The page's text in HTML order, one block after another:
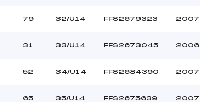
79 32/U14 FFS2679323 2007
31 33/U14 FFS2673045 2006
52 34/U14 FFS2684390 2007
65 35/U14 FFS2675639 2007